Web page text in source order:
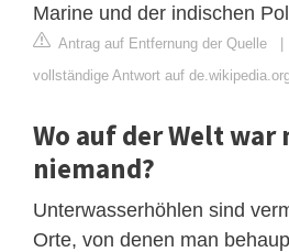
Marine und der indischen
Antrag auf Entfernung der Quelle |
vollständige Antwort auf
Wo auf der Welt war
niemand?
Unterwasserhöhlen sind
Orte, von denen man